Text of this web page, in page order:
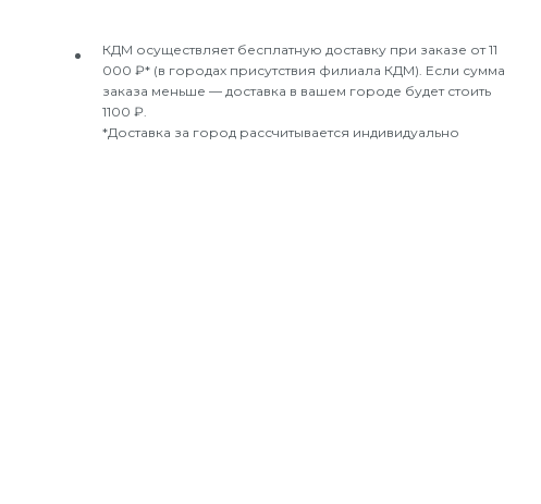
КДМ осуществляет бесплатную доставку при заказе от 11
000 ₽* (в городах присутствия филиала КДМ). Если сумма
заказа меньше — доставка в вашем городе будет стоить
1100 ₽.
*Доставка за город рассчитывается индивидуально